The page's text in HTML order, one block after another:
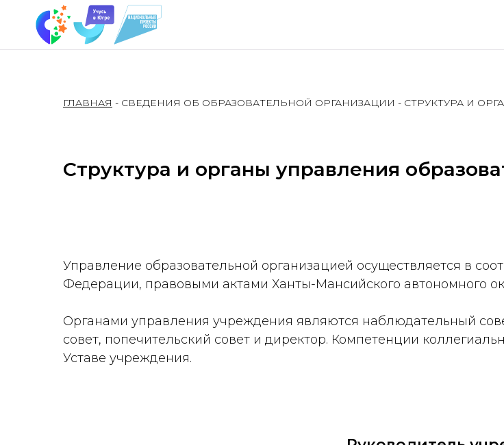
ГЛАВНАЯ - СВЕДЕНИЯ ОБ ОБРАЗОВАТЕЛЬНОЙ ОРГАНИЗАЦИИ - СТРУКТУРА И
Структура и органы управления
Управление образовательной организацией осуществляется в
Федерации, правовыми актами Ханты-Мансийского автономного
Органами управления учреждения являются наблюдательный
совет, попечительский совет и директор. Компетенции
Уставе учреждения.